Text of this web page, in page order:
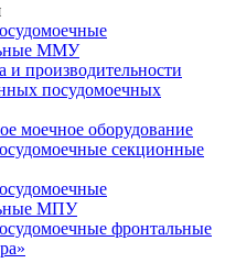
ММУ
и производительности
посудомоечных
моечное оборудование
секционные
МПУ
фронтальные